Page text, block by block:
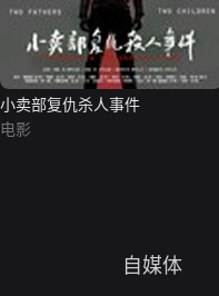
小卖部复仇杀人事件
电影
自媒体